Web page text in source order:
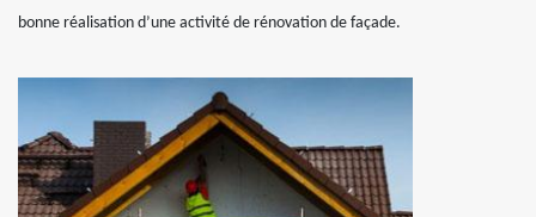
bonne réalisation d’une activité de rénovation de façade.